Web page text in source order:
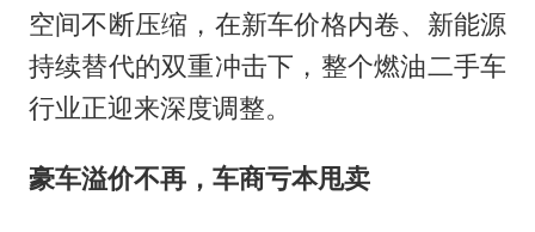
空间不断压缩，在新车价格内卷、新能源
持续替代的双重冲击下，整个燃油二手车
行业正迎来深度调整。
豪车溢价不再，车商亏本甩卖